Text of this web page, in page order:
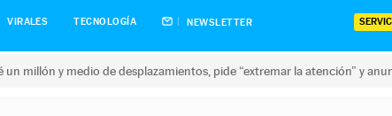
VIRALES TECNOLOGÍA NEWSLETTER
un millón y medio de desplazamientos, pide “extremar la atención” y